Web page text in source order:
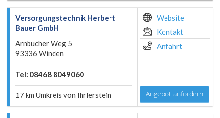
Versorgungstechnik Herbert
Bauer GmbH
Arnbucher Weg 5
93336 Winden
Tel: 08468 8049060
17 km Umkreis von Ihrlerstein
Website
Kontakt
Anfahrt
Angebot anfordern